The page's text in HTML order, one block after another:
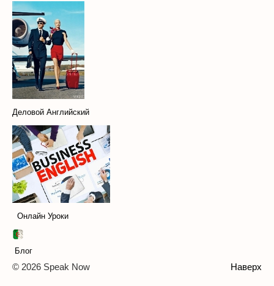
Деловой Английский
Онлайн Уроки
Блог
Наверх
© 2026 Speak Now